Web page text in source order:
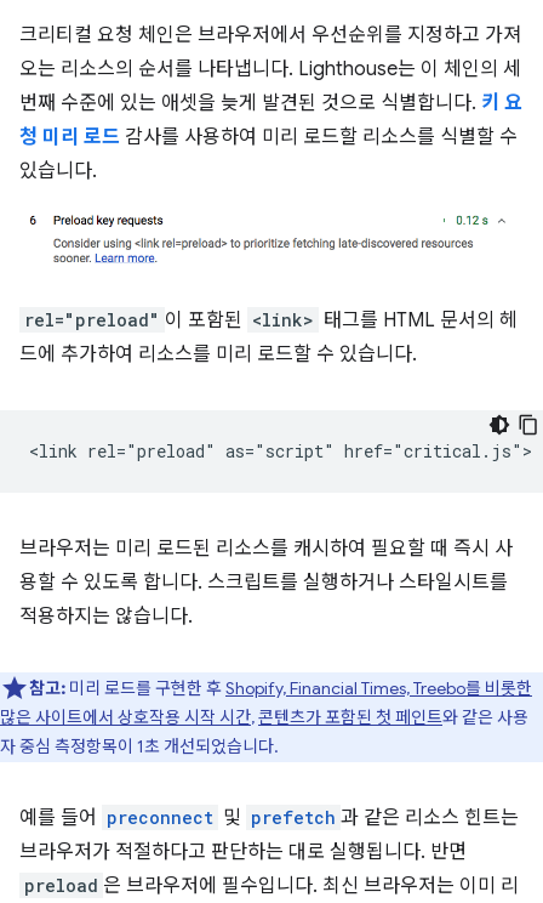
크리티컬 요청 체인은 브라우저에서 우선순위를 지정하고 가져
오는 리소스의 순서를 나타냅니다. Lighthouse는 이 체인의 세
번째 수준에 있는 애셋을 늦게 발견된 것으로 식별합니다. 키 요
청 미리 로드 감사를 사용하여 미리 로드할 리소스를 식별할 수
있습니다.
rel="preload" 이 포함된 <link> 태그를 HTML 문서의 헤
드에 추가하여 리소스를 미리 로드할 수 있습니다.
브라우저는 미리 로드된 리소스를 캐시하여 필요할 때 즉시 사
용할 수 있도록 합니다. 스크립트를 실행하거나 스타일시트를
적용하지는 않습니다.
참고: 미리 로드를 구현한 후Shopify, Financial Times, Treebo를 비롯한
많은 사이트에서 상호작용 시작 시간,콘텐츠가 포함된 첫 페인트와 같은 사용
자 중심 측정항목이 1초 개선되었습니다.
예를 들어 preconnect 및 prefetch 과 같은 리소스 힌트는
브라우저가 적절하다고 판단하는 대로 실행됩니다. 반면
preload 은 브라우저에 필수입니다. 최신 브라우저는 이미 리